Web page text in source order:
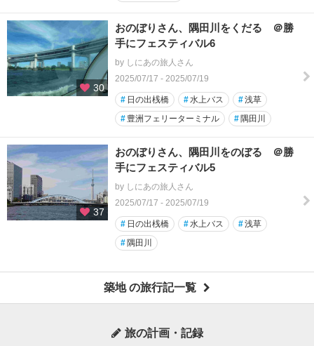
30
おのぼりさん、隅田川をくだる ＠勝
手にフェスティバル6
by しにあの旅人さん
2025/07/17 - 2025/07/19
# 日の出桟橋 #水上バス #浅草
# 豊洲フェリーターミナル #隅田川
37
おのぼりさん、隅田川をのぼる ＠勝
手にフェスティバル5
by しにあの旅人さん
2025/07/17 - 2025/07/19
# 日の出桟橋 #水上バス #浅草
#隅田川
築地 の旅行記一覧
旅の計画・記録